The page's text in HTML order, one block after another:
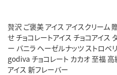
贅沢 ご褒美 アイス アイスクリーム
せ チョコレートアイス チョコアイス
ー バニラ ヘーゼルナッツ ストロベ
godiva チョコレート カカオ 至福 高
アイス 新フレーバー